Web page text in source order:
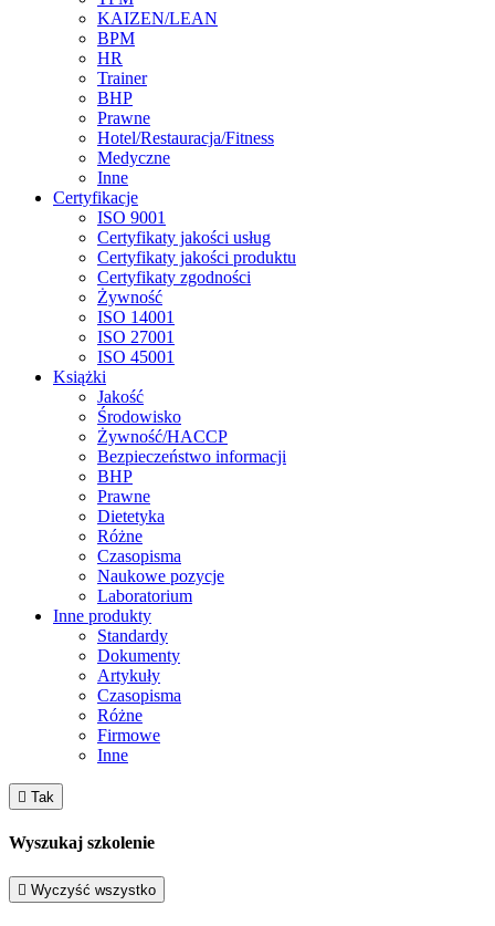
KAIZEN/LEAN
BPM
HR
Trainer
BHP
Prawne
Hotel/Restauracja/Fitness
Medyczne
Inne
Certyfikacje
ISO 9001
Certyfikaty jakości usług
Certyfikaty jakości produktu
Certyfikaty zgodności
Żywność
ISO 14001
ISO 27001
ISO 45001
Książki
Jakość
Środowisko
Żywność/HACCP
Bezpieczeństwo informacji
BHP
Prawne
Dietetyka
Różne
Czasopisma
Naukowe pozycje
Laboratorium
Inne produkty
Standardy
Dokumenty
Artykuły
Czasopisma
Różne
Firmowe
Inne
 Tak
Wyszukaj szkolenie
 Wyczyść wszystko